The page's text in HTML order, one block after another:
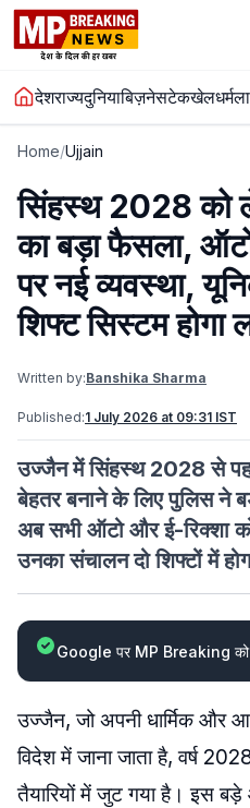
देशराज्यदुनियाबिज़नेसटेकखेलधर्म
Home/Ujjain
सिंहस्थ 2028 को
का बड़ा फैसला,
पर नई व्यवस्था,
शिफ्ट सिस्टम होगा
Written by:Banshika Sharma
Published:1 July 2026 at 09:31 IST
उज्जैन में सिंहस्थ 2028 से
बेहतर बनाने के लिए पुलिस ने
अब सभी ऑटो और ई-रिक्शा
उनका संचालन दो शिफ्टों में
Google पर MP Breaking
उज्जैन, जो अपनी धार्मिक और
विदेश में जाना जाता है, वर्ष
तैयारियों में जुट गया है। इस